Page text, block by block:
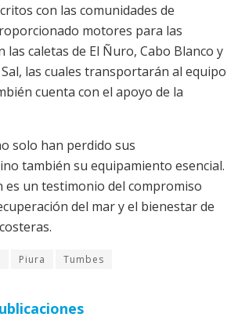
con las comunidades de
motores para las
las caletas de El Ñuro, Cabo Blanco y
las cuales transportarán al equipo
cuenta con el apoyo de la
solo han perdido sus
también su equipamiento esencial.
es un testimonio del compromiso
del mar y el bienestar de
Piura Tumbes